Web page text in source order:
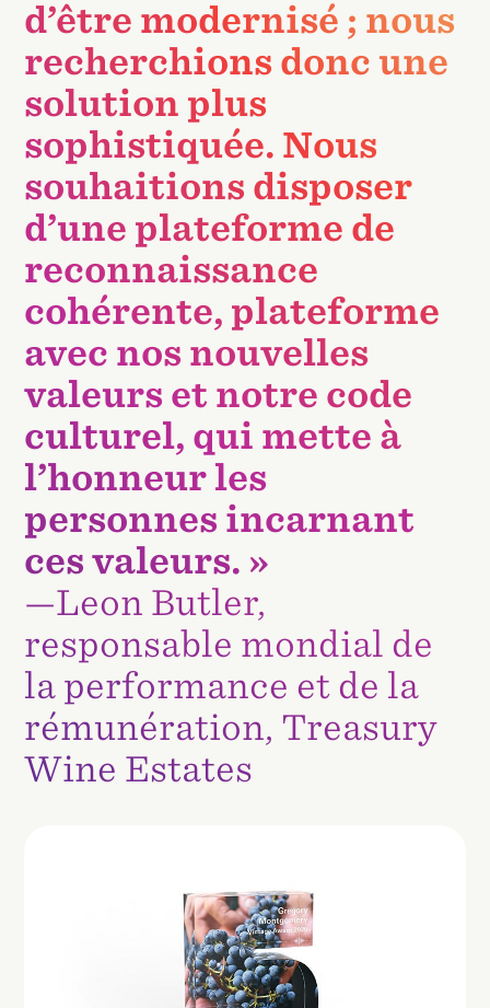
d’être modernisé ; nous
recherchions donc une
solution plus
sophistiquée. Nous
souhaitions disposer
d’une plateforme de
reconnaissance
cohérente, plateforme
avec nos nouvelles
valeurs et notre code
culturel, qui mette à
l’honneur les
personnes incarnant
ces valeurs. »
—Leon Butler,
responsable mondial de
la performance et de la
rémunération, Treasury
Wine Estates